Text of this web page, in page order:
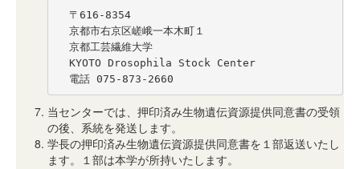
  電話 075-873-2660
当センターでは、押印済み生物遺伝資源提供同意書の受領
の後、系統を発送します。
学長の押印済み生物遺伝資源提供同意書を１部返送いたし
ます。１部は本学が所持いたします。